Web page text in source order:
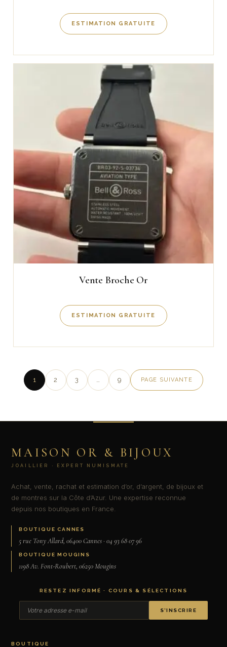
ESTIMATION GRATUITE
Vente Broche Or
ESTIMATION GRATUITE
1 2 3 … 9 PAGE SUIVANTE
MAISON OR & BIJOUX
JOAILLIER · EXPERT NUMISMATE
Achat, vente, rachat et estimation d’or, d’argent, de bijoux et
de montres sur la Côte d’Azur. Une expertise reconnue
depuis nos boutiques en France.
BOUTIQUE CANNES
5 rue Tony Allard, 06400 Cannes · 04 93 68 07 96
BOUTIQUE MOUGINS
1198 Av. Font-Roubert, 06250 Mougins
RESTEZ INFORMÉ · COURS & SÉLECTIONS
S’INSCRIRE
BOUTIQUE